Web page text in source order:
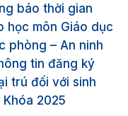
báo thời gian
học môn Giáo dục
phòng – An ninh
tin đăng ký
trú đối với sinh
2025